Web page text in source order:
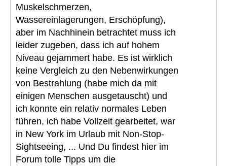
Muskelschmerzen,
Wassereinlagerungen, Erschöpfung),
aber im Nachhinein betrachtet muss ich
leider zugeben, dass ich auf hohem
Niveau gejammert habe. Es ist wirklich
keine Vergleich zu den Nebenwirkungen
von Bestrahlung (habe mich da mit
einigen Menschen ausgetauscht) und
ich konnte ein relativ normales Leben
führen, ich habe Vollzeit gearbeitet, war
in New York im Urlaub mit Non-Stop-
Sightseeing, ... Und Du findest hier im
Forum tolle Tipps um die